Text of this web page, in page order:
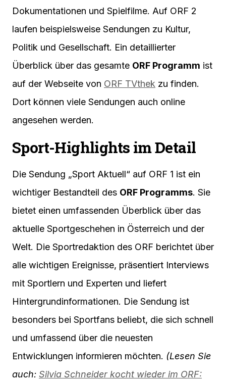
Dokumentationen und Spielfilme. Auf ORF 2
laufen beispielsweise Sendungen zu Kultur,
Politik und Gesellschaft. Ein detaillierter
Überblick über das gesamte ORF Programm ist
auf der Webseite von ORF TVthek zu finden.
Dort können viele Sendungen auch online
angesehen werden.
Sport-Highlights im Detail
Die Sendung „Sport Aktuell“ auf ORF 1 ist ein
wichtiger Bestandteil des ORF Programms. Sie
bietet einen umfassenden Überblick über das
aktuelle Sportgeschehen in Österreich und der
Welt. Die Sportredaktion des ORF berichtet über
alle wichtigen Ereignisse, präsentiert Interviews
mit Sportlern und Experten und liefert
Hintergrundinformationen. Die Sendung ist
besonders bei Sportfans beliebt, die sich schnell
und umfassend über die neuesten
Entwicklungen informieren möchten. (Lesen Sie
auch: Silvia Schneider kocht wieder im ORF: